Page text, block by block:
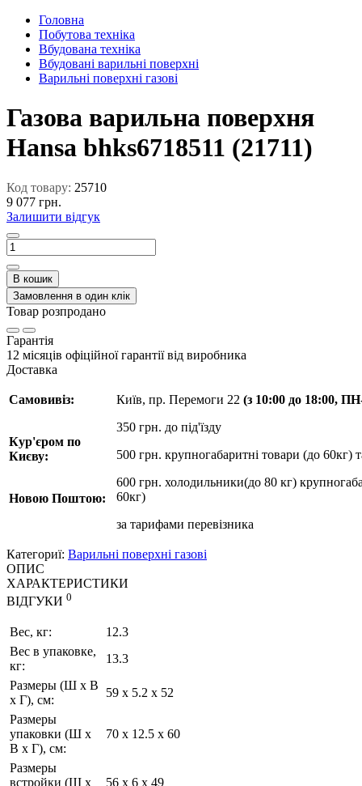
Головна
Побутова техніка
Вбудована техніка
Вбудовані варильні поверхні
Варильні поверхні газові
Газова варильна поверхня
Hansa bhks6718511 (21711)
Код товару: 25710
9 077 грн.
Залишити відгук
В кошик
Замовлення в один клік
Товар розпродано
Гарантія
12 місяців офіційної гарантії від виробника
Доставка
Самовивіз:
Кур'єром по
Києву:
Новою Поштою:
Київ, пр. Перемоги 22 (з 10:00 до 18:00,
350 грн. до під'їзду
500 грн. крупногабаритні товари (до 60кг)
600 грн. холодильники(до 80 кг)
60кг)
за тарифами перевізника
Категориї: Варильні поверхні газові
ОПИС
ХАРАКТЕРИСТИКИ
ВІДГУКИ 0
Вес, кг:
12.3
Вес в упаковке,
кг:
13.3
Размеры (Ш х В
х Г), см:
59 х 5.2 х 52
Размеры
упаковки (Ш х
В х Г), см:
70 х 12.5 х 60
Размеры
встройки (Ш х
56 х 6 х 49